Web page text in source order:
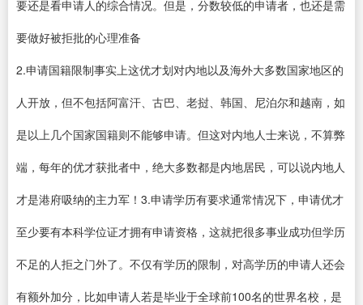
要还是看申请人的综合情况。但是，分数较低的申请者，也还是需
要做好被拒批的心理准备
2.申请国籍限制事实上这优才划对内地以及海外大多数国家地区的
人开放，但不包括阿富汗、古巴、老挝、韩国、尼泊尔和越南，如
是以上几个国家国籍则不能够申请。但这对内地人士来说，不算弊
端，每年的优才获批者中，绝大多数都是内地居民，可以说内地人
才是港府吸纳的主力军！3.申请学历有要求通常情况下，申请优才
至少要有本科学位证才拥有申请资格，这就把很多事业成功但学历
不足的人拒之门外了。不仅有学历的限制，对高学历的申请人还会
有额外加分，比如申请人若是毕业于全球前100名的世界名校，是